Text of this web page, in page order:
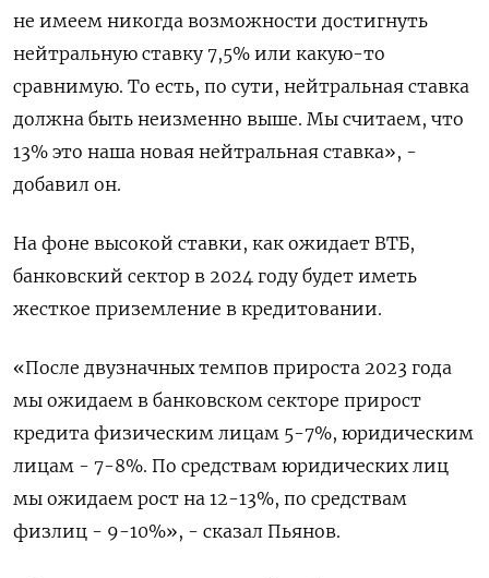
не имеем никогда возможности достигнуть
нейтральную ставку 7,5% или какую-то
сравнимую. То есть, по сути, нейтральная ставка
должна быть неизменно выше. Мы считаем, что
13% это наша новая нейтральная ставка», -
добавил он.
На фоне высокой ставки, как ожидает ВТБ,
банковский сектор в 2024 году будет иметь
жесткое приземление в кредитовании.
«После двузначных темпов прироста 2023 года
мы ожидаем в банковском секторе прирост
кредита физическим лицам 5-7%, юридическим
лицам - 7-8%. По средствам юридических лиц
мы ожидаем рост на 12-13%, по средствам
физлиц - 9-10%», - сказал Пьянов.